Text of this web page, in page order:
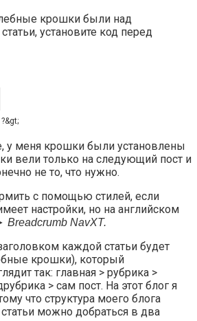
крошки были над
установите код перед
?&gt;
у меня крошки были установлены
вели только на следующий пост и
не то, что нужно.
с помощью стилей, если
настройки, но на английском
NavXT.
каждой статьи будет
крошки), который
так: главная > рубрика >
> сам пост. На этот блог я
что структура моего блога
можно добраться в два